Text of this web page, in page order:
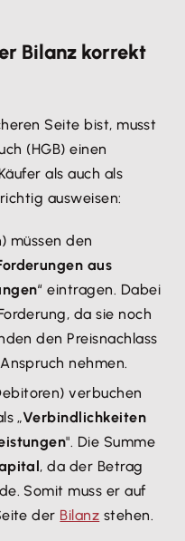
Bilanz korrekt
Seite bist, musst
(HGB) einen
als auch als
ausweisen:
müssen den
aus
“ eintragen. Dabei
da sie noch
den Preisnachlass
nehmen.
verbuchen
„Verbindlichkeiten
". Die Summe
, da der Betrag
Somit muss er auf
der Bilanz stehen.